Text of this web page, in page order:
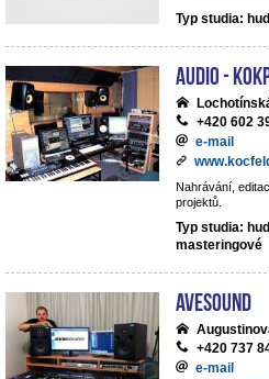
Typ studia:
Audio -
+420 602
e-mail
Nahrávání,
projektů.
Typ studia:
masteringové
avesound
+420 737
e-mail